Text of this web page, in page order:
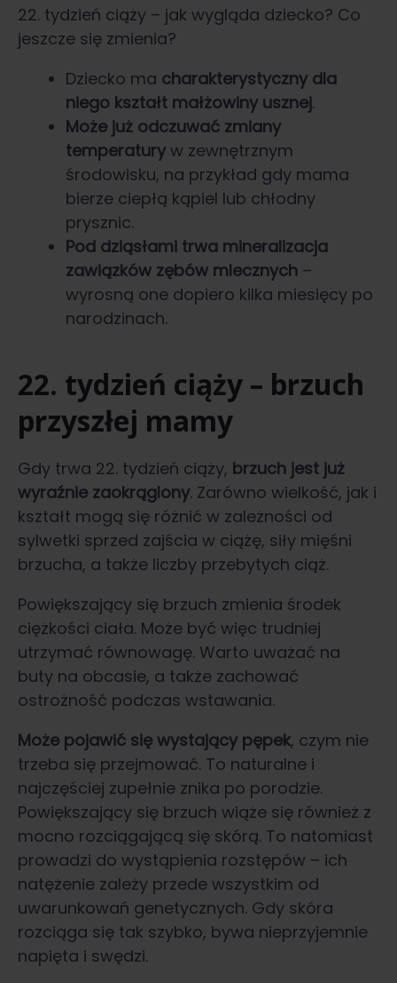
22. tydzień ciąży – jak wygląda dziecko? Co
jeszcze się zmienia?
Dziecko ma charakterystyczny dla
niego kształt małżowiny usznej.
Może już odczuwać zmiany
temperatury w zewnętrznym
środowisku, na przykład gdy mama
bierze ciepłą kąpiel lub chłodny
prysznic.
Pod dziąsłami trwa mineralizacja
zawiązków zębów mlecznych –
wyrosną one dopiero kilka miesięcy po
narodzinach.
22. tydzień ciąży – brzuch
przyszłej mamy
Gdy trwa 22. tydzień ciąży, brzuch jest już
wyraźnie zaokrąglony. Zarówno wielkość, jak i
kształt mogą się różnić w zależności od
sylwetki sprzed zajścia w ciążę, siły mięśni
brzucha, a także liczby przebytych ciąż.
Powiększający się brzuch zmienia środek
ciężkości ciała. Może być więc trudniej
utrzymać równowagę. Warto uważać na
buty na obcasie, a także zachować
ostrożność podczas wstawania.
Może pojawić się wystający pępek, czym nie
trzeba się przejmować. To naturalne i
najczęściej zupełnie znika po porodzie.
Powiększający się brzuch wiąże się również z
mocno rozciągającą się skórą. To natomiast
prowadzi do wystąpienia rozstępów – ich
natężenie zależy przede wszystkim od
uwarunkowań genetycznych. Gdy skóra
rozciąga się tak szybko, bywa nieprzyjemnie
napięta i swędzi.